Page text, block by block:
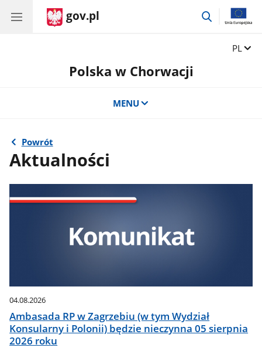
gov.pl
przejdź
Zmień
PL
Polska w Chorwacji
MENU
Powrót
Aktualności
04.08.2026
Ambasada RP w Zagrzebiu (w tym Wydział
Konsularny i Polonii) będzie nieczynna 05 sierpnia
2026 roku